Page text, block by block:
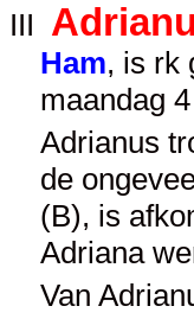
III
Ham, is rk
maandag
Adrianus
de
(B), is
Adriana
Van